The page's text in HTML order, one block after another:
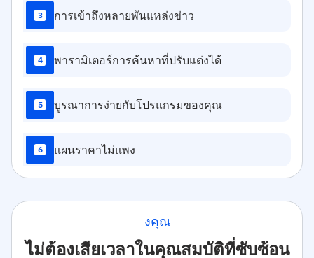
3 การเข้าถึงหลายพันแหล่งข่าว
4 พารามิเตอร์การค้นหาที่ปรับแต่งได้
5 บูรณาการง่ายกับโปรแกรมของคุณ
6 แผนราคาไม่แพง
งคุณ
ไม่ต้องเสียเวลาในคุณสมบัติที่ซับซ้อน